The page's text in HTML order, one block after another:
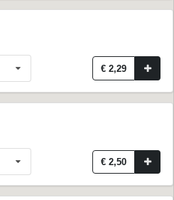
€ 2,29
€ 2,50